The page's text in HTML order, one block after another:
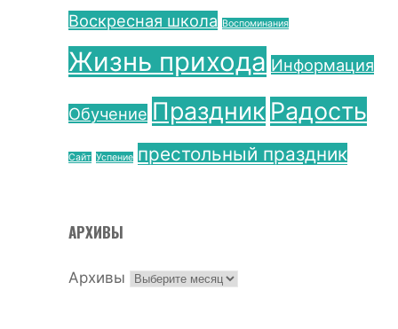
Воскресная школа Воспоминания
Жизнь прихода Информация
Обучение Праздник Радость
Сайт Успение престольный праздник
АРХИВЫ
Архивы